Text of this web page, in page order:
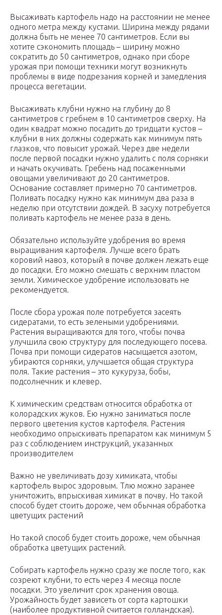
Высаживать картофель надо на расстоянии не менее
одного метра между кустами. Ширина между рядами
должна быть не менее 70 сантиметров. Если вы
хотите сэкономить площадь – ширину можно
сократить до 50 сантиметров, однако при сборе
урожая при помощи техники могут возникнуть
проблемы в виде подрезания корней и замедления
процесса вегетации.
Высаживать клубни нужно на глубину до 8
сантиметров с гребнем в 10 сантиметров сверху. На
один квадрат можно посадить до тридцати кустов –
клубни в них должны содержать как минимум пять
глазков, что повысит урожай. Через две недели
после первой посадки нужно удалить с поля сорняки
и начать окучивать. Гребень над посаженными
овощами увеличивают до 20 сантиметров.
Основание составляет примерно 70 сантиметров.
Поливать посадку нужно как минимум два раза в
неделю при отсутствии дождей. В засуху потребуется
поливать картофель не менее раза в день.
Обязательно используйте удобрения во время
выращивания картофеля. Лучше всего брать
коровий навоз, который в почве должен лежать еще
до посадки. Его можно смешать с верхним пластом
земли. Химическое удобрение использовать не
рекомендуется.
После сбора урожая поле потребуется засеять
сидератами, то есть зелеными удобрениями.
Растения выращиваются для того, чтобы почва
улучшила свою структуру для последующего посева.
Почва при помощи сидератов насыщается азотом,
убираются сорняки, улучшается общая структура
поля. Такие растения – это кукуруза, бобы,
подсолнечник и клевер.
К химическим средствам относится обработка от
колорадских жуков. Ею нужно заниматься после
первого цветения кустов картофеля. Растения
необходимо опрыскивать препаратом как минимум 5
раз с соблюдением инструкций, указанных
производителем
Важно не увеличивать дозу химиката, чтобы
картофель вырос здоровым. Тлю можно заранее
уничтожить, впрыскивая химикат в почву. Но такой
способ будет стоить дороже, чем обычная обработка
цветущих растений
Но такой способ будет стоить дороже, чем обычная
обработка цветущих растений.
Собирать картофель нужно сразу же после того, как
созреют клубни, то есть через 4 месяца после
посадки. Это увеличит срок хранения овоща.
Урожайность будет зависеть от сорта картошки
(наиболее продуктивной считается голландская).